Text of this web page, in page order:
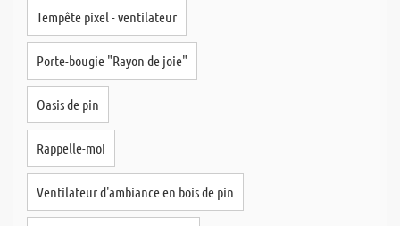
Tempête pixel - ventilateur
Porte-bougie "Rayon de joie"
Oasis de pin
Rappelle-moi
Ventilateur d'ambiance en bois de pin